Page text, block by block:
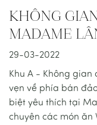
KHÔNG
MADAME
29-03-2022
Khu A - Không gian
vẹn về phía bán
biệt yêu thích tại
chuyên các món ăn